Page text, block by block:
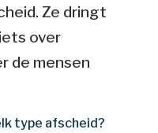
Ze dringt
over
de mensen
type afscheid?